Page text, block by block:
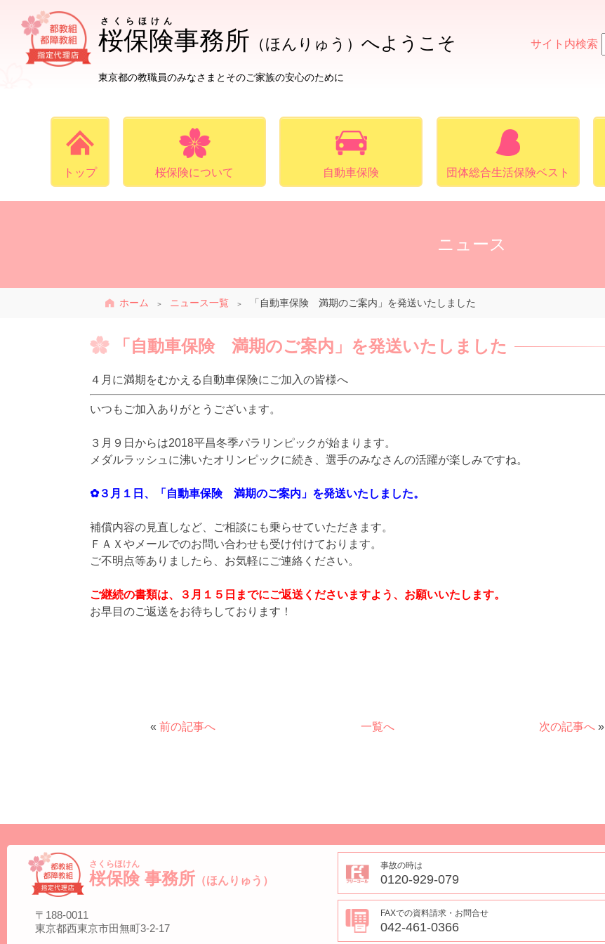
桜保険
さくらほけん
事務所 （ほんりゅう） へようこそ
東京都の教職員のみなさまとそのご家族の安心のために
サイト内検索
トップ 桜保険について 自動車保険 団体総合生活保険ベスト
ニュース
ホーム ニュース一覧 「自動車保険 満期のご案内」を発送いたしました
「自動車保険 満期のご案内」を発送いたしました
４月に満期をむかえる自動車保険にご加入の皆様へ
いつもご加入ありがとうございます。
３月９日からは2018平昌冬季パラリンピックが始まります。
メダルラッシュに沸いたオリンピックに続き、選手のみなさんの活躍が楽しみですね。
✿３月１日、「自動車保険 満期のご案内」を発送いたしました。
補償内容の見直しなど、ご相談にも乗らせていただきます。
ＦＡＸやメールでのお問い合わせも受け付けております。
ご不明点等ありましたら、お気軽にご連絡ください。
ご継続の書類は、３月１５日までにご返送くださいますよう、お願いいたします。
お早目のご返送をお待ちしております！
« 前の記事へ 一覧へ 次の記事へ »
桜保険
さくらほけん
事務所 （ほんりゅう）
〒188-0011
東京都西東京市田無町3-2-17
事故の時は
0120-929-079
FAXでの資料請求・お問合せ
042-461-0366